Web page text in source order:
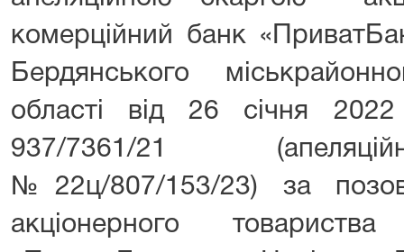
комерційний банк
Бердянського
області від 26 січня
937/7361/21
№22ц/807/153/23) за
акціонерного